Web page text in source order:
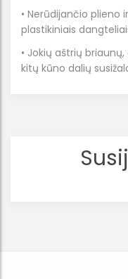
• Nerūdijančio
plastikiniais
• Jokių aštrių
kitų kūno dalių